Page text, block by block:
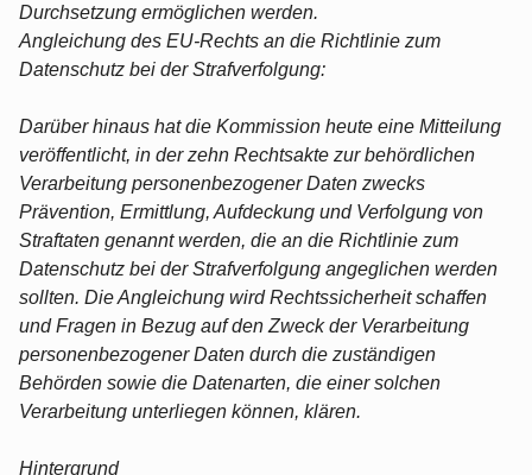
Durchsetzung ermöglichen werden.
Angleichung des EU-Rechts an die Richtlinie zum
Datenschutz bei der Strafverfolgung:
Darüber hinaus hat die Kommission heute eine Mitteilung
veröffentlicht, in der zehn Rechtsakte zur behördlichen
Verarbeitung personenbezogener Daten zwecks
Prävention, Ermittlung, Aufdeckung und Verfolgung von
Straftaten genannt werden, die an die Richtlinie zum
Datenschutz bei der Strafverfolgung angeglichen werden
sollten. Die Angleichung wird Rechtssicherheit schaffen
und Fragen in Bezug auf den Zweck der Verarbeitung
personenbezogener Daten durch die zuständigen
Behörden sowie die Datenarten, die einer solchen
Verarbeitung unterliegen können, klären.
Hintergrund